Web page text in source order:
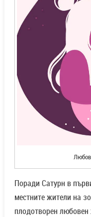
Поради Сатурн в
местните жители на
плодотворен